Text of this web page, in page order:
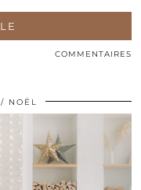
COMMENTAIRES
NOËL